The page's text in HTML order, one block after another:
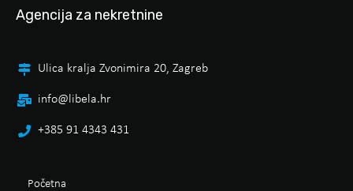
Agencija za nekretnine
Ulica kralja Zvonimira 20, Zagreb
info@libela.hr
+385 91 4343 431
Početna